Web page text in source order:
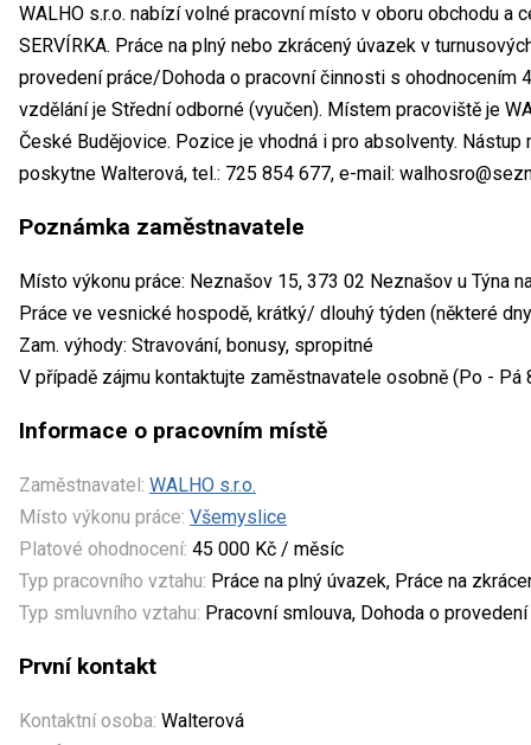
WALHO s.r.o. nabízí volné pracovní místo v oboru obchodu a
SERVÍRKA. Práce na plný nebo zkrácený úvazek v
provedení práce/Dohoda o pracovní činnosti s ohodnocením
vzdělání je Střední odborné (vyučen). Místem pracoviště je
České Budějovice. Pozice je vhodná i pro absolventy.
poskytne Walterová, tel.: 725 854 677, e-mail:
Poznámka zaměstnavatele
Místo výkonu práce: Neznašov 15, 373 02 Neznašov u Týna
Práce ve vesnické hospodě, krátký/ dlouhý týden (některé
Zam. výhody: Stravování, bonusy, spropitné
V případě zájmu kontaktujte zaměstnavatele osobně (Po -
Informace o pracovním místě
Zaměstnavatel: WALHO s.r.o.
Místo výkonu práce: Všemyslice
Platové ohodnocení: 45 000 Kč / měsíc
Typ pracovního vztahu: Práce na plný úvazek, Práce na
Typ smluvního vztahu: Pracovní smlouva, Dohoda o
První kontakt
Kontaktní osoba: Walterová